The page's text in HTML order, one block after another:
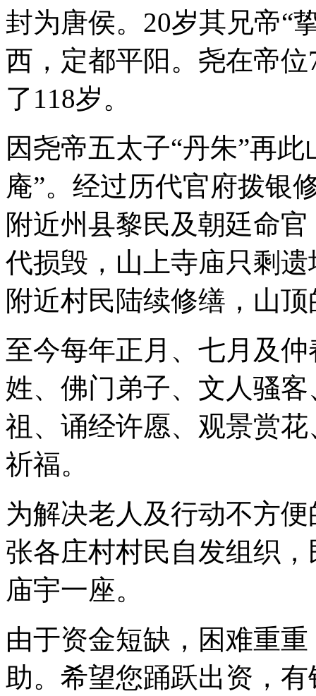
封为唐侯。20岁其兄帝“
西，定都平阳。尧在帝位
了118岁。
因尧帝五太子“丹朱”再
庵”。经过历代官府拨银
附近州县黎民及朝廷命
代损毁，山上寺庙只剩
附近村民陆续修缮，山
至今每年正月、七月及
姓、佛门弟子、文人骚
祖、诵经许愿、观景赏
祈福。
为解决老人及行动不方
张各庄村村民自发组织
庙宇一座。
由于资金短缺，困难重
助。希望您踊跃出资，